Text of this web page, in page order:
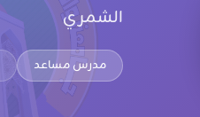
الشمري
مدرس مساعد